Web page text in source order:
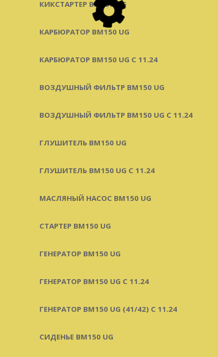
КИКСТАРТЕР BM150 UG
КАРБЮРАТОР BM150 UG
КАРБЮРАТОР BM150 UG С 11.24
ВОЗДУШНЫЙ ФИЛЬТР BM150 UG
ВОЗДУШНЫЙ ФИЛЬТР BM150 UG C 11.24
ГЛУШИТЕЛЬ BM150 UG
ГЛУШИТЕЛЬ BM150 UG С 11.24
МАСЛЯНЫЙ НАСОС BM150 UG
СТАРТЕР BM150 UG
ГЕНЕРАТОР BM150 UG
ГЕНЕРАТОР BM150 UG С 11.24
ГЕНЕРАТОР BM150 UG (41/42) С 11.24
СИДЕНЬЕ BM150 UG